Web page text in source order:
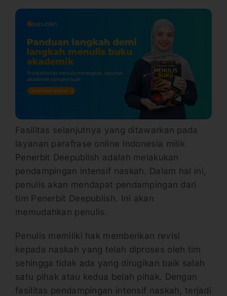
Fasilitas selanjutnya yang ditawarkan pada
layanan parafrase online Indonesia milik
Penerbit Deepublish adalah melakukan
pendampingan intensif naskah. Dalam hal ini,
penulis akan mendapat pendampingan dari
tim Penerbit Deepublish. Ini akan
memudahkan penulis.
Penulis memiliki hak memberikan revisi
kepada naskah yang telah diproses oleh tim
sehingga tidak ada yang dirugikan baik salah
satu pihak atau kedua belah pihak. Dengan
fasilitas pendampingan intensif naskah, terjadi